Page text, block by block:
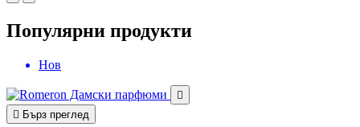
Популярни продукти
Нов

 Бърз преглед